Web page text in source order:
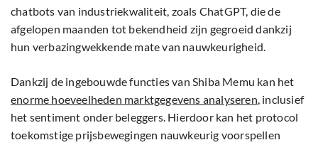
chatbots van industriekwaliteit, zoals ChatGPT, die de
afgelopen maanden tot bekendheid zijn gegroeid dankzij
hun verbazingwekkende mate van nauwkeurigheid.
Dankzij de ingebouwde functies van Shiba Memu kan het
enorme hoeveelheden marktgegevens analyseren, inclusief
het sentiment onder beleggers. Hierdoor kan het protocol
toekomstige prijsbewegingen nauwkeurig voorspellen